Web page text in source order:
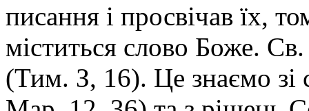
писання і просвічав їх,
міститься слово Боже.
(Тим. З, 16). Це знаємо зі